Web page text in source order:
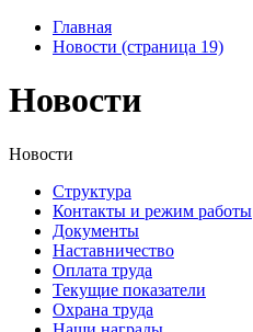
Главная
Новости (страница 19)
Новости
Новости
Структура
Контакты и режим работы
Документы
Наставничество
Оплата труда
Текущие показатели
Охрана труда